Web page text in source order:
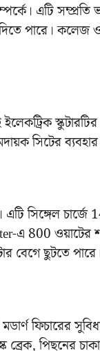
এটি সম্প্রতি
পারে। কলেজ ও
সিটের
এটি সিঙ্গেল
এ 800 ওয়াটের
বেগে ছুটতে
ফিচারের
পিছনের